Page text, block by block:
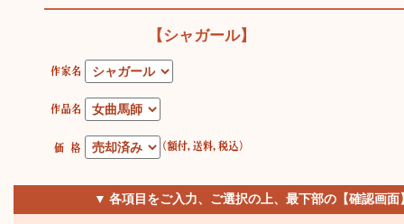
【シャガール】
▼ 各項目をご入力、ご選択の上、最下部の【確認画